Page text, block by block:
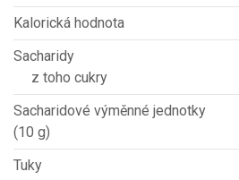
Kalorická hodnota
Sacharidy
z toho cukry
Sacharidové výměnné jednotky
(10 g)
Tuky